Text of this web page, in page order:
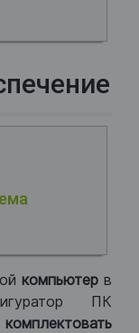
компьютер в
ПК